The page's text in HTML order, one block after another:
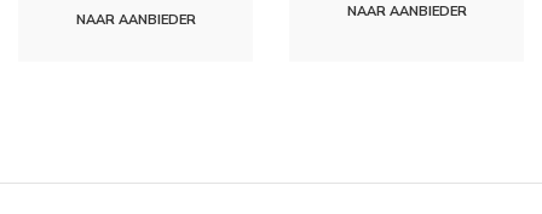
d
NAAR AANBIEDER
d
NAAR AANBIEDER